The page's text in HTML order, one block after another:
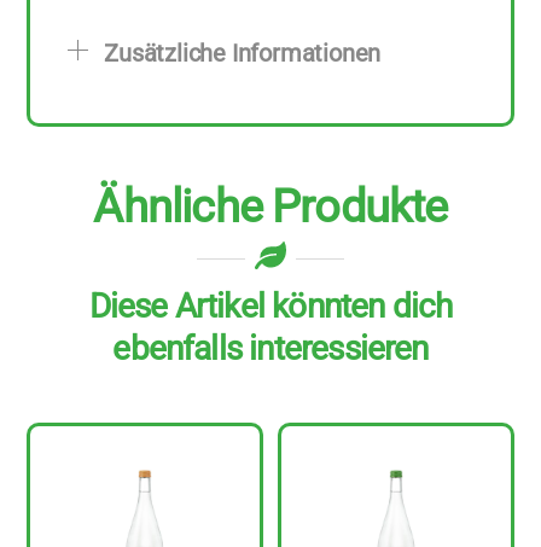
Zusätzliche Informationen
Ähnliche Produkte
Diese Artikel könnten dich
ebenfalls interessieren